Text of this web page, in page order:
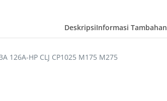
DeskripsiInformasi Tambahan
126A-HP CLJ CP1025 M175 M275